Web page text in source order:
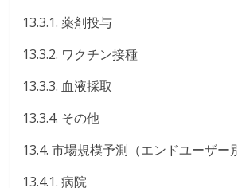
13.3.1. 薬剤投与
13.3.2. ワクチン接種
13.3.3. 血液採取
13.3.4. その他
13.4. 市場規模予測（エンドユーザー
13.4.1. 病院